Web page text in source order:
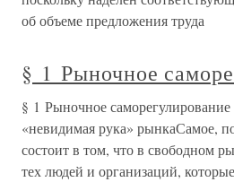
об объеме предложения труда
§ 1 Рыночное
§ 1 Рыночное саморегулирование
«невидимая рука» рынкаСамое,
состоит в том, что в свободном
тех людей и организаций,